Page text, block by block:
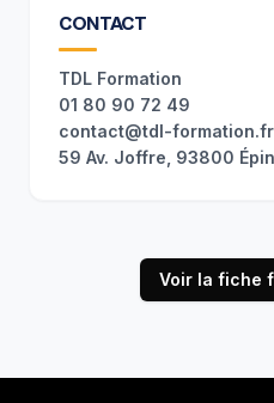
CONTACT
TDL Formation
01 80 90 72 49
contact@tdl-formation.fr
59 Av. Joffre, 93800
Voir la fiche